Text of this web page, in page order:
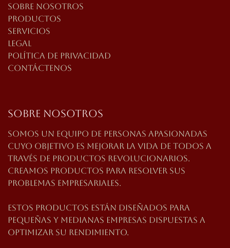
Sobre nosotros
Productos
Servicios
Legal
Política de privacidad
Contáctenos
Sobre nosotros
Somos un equipo de personas apasionadas
cuyo objetivo es mejorar la vida de todos a
través de productos revolucionarios.
Creamos productos para resolver sus
problemas empresariales.
Estos productos están diseñados para
pequeñas y medianas empresas dispuestas a
optimizar su rendimiento.